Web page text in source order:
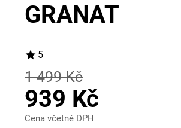
GRANAT
5
1 499 Kč
939 Kč
Cena včetně DPH